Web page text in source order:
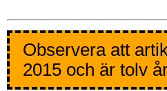
Observera att
2015 och är tolv